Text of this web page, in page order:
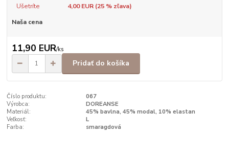
Ušetríte 4,00 EUR (25% zľava)
Naša cena
11,90 EUR/ks
Pridať do košíka
Číslo produktu:
067
Výrobca:
DOREANSE
Materiál:
45% bavlna, 45% modal, 10% elastan
Veľkosť:
L
Farba:
smaragdová